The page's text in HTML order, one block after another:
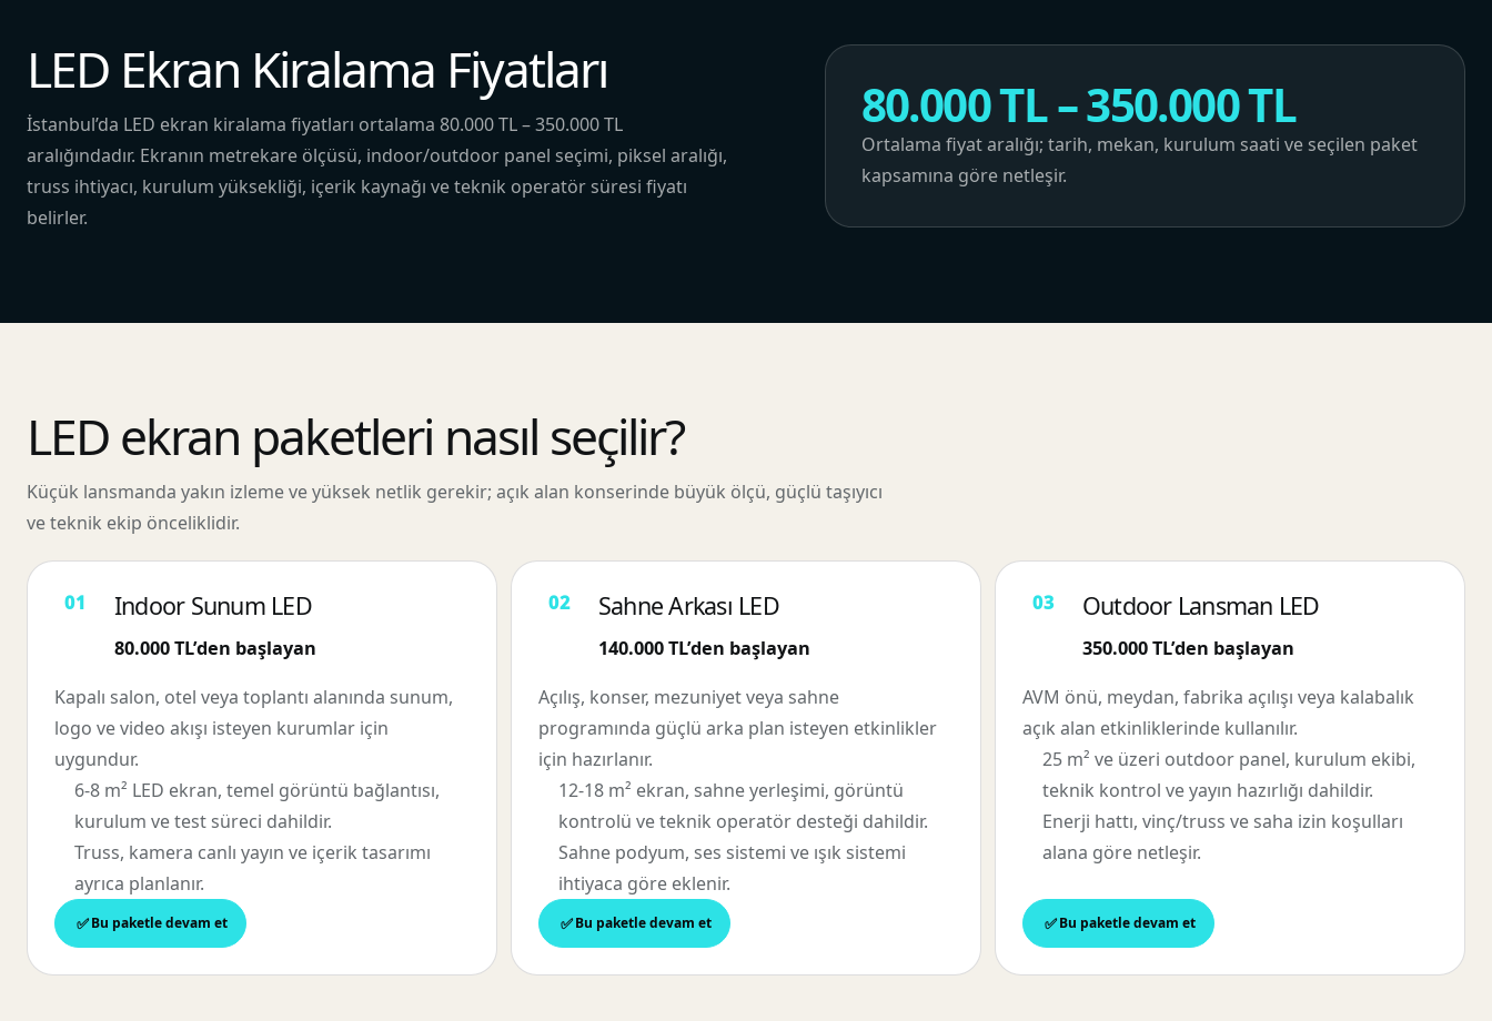
LED Ekran Kiralama Fiyatları
İstanbul’da LED ekran kiralama fiyatları ortalama 80.000 TL – 350.000 TL
aralığındadır. Ekranın metrekare ölçüsü, indoor/outdoor panel seçimi, piksel aralığı,
truss ihtiyacı, kurulum yüksekliği, içerik kaynağı ve teknik operatör süresi fiyatı
belirler.
80.000 TL – 350.000 TL
Ortalama fiyat aralığı; tarih, mekan, kurulum saati ve seçilen paket
kapsamına göre netleşir.
LED ekran paketleri nasıl seçilir?
Küçük lansmanda yakın izleme ve yüksek netlik gerekir; açık alan konserinde büyük ölçü, güçlü taşıyıcı
ve teknik ekip önceliklidir.
Indoor Sunum LED
80.000 TL’den başlayan
Kapalı salon, otel veya toplantı alanında sunum,
logo ve video akışı isteyen kurumlar için
uygundur.
6-8 m² LED ekran, temel görüntü bağlantısı,
kurulum ve test süreci dahildir.
Truss, kamera canlı yayın ve içerik tasarımı
ayrıca planlanır.
Bu paketle devam et
Sahne Arkası LED
140.000 TL’den başlayan
Açılış, konser, mezuniyet veya sahne
programında güçlü arka plan isteyen etkinlikler
için hazırlanır.
12-18 m² ekran, sahne yerleşimi, görüntü
kontrolü ve teknik operatör desteği dahildir.
Sahne podyum, ses sistemi ve ışık sistemi
ihtiyaca göre eklenir.
Bu paketle devam et
Outdoor Lansman LED
350.000 TL’den başlayan
AVM önü, meydan, fabrika açılışı veya kalabalık
açık alan etkinliklerinde kullanılır.
25 m² ve üzeri outdoor panel, kurulum ekibi,
teknik kontrol ve yayın hazırlığı dahildir.
Enerji hattı, vinç/truss ve saha izin koşulları
alana göre netleşir.
Bu paketle devam et